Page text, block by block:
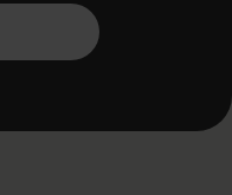
anmelden